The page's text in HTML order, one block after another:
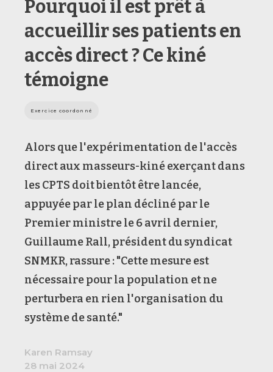
Pourquoi il est prêt à
accueillir ses patients en
accès direct ? Ce kiné
témoigne
Exercice coordonné
Alors que l'expérimentation de l'accès
direct aux masseurs-kiné exerçant dans
les CPTS doit bientôt être lancée,
appuyée par le plan décliné par le
Premier ministre le 6 avril dernier,
Guillaume Rall, président du syndicat
SNMKR, rassure : "Cette mesure est
nécessaire pour la population et ne
perturbera en rien l'organisation du
système de santé."
Karen Ramsay
28 mai 2024